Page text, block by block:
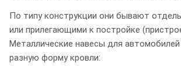
По типу конструкции они бывают
или прилегающими к постройке
Металлические навесы для
разную форму кровли: